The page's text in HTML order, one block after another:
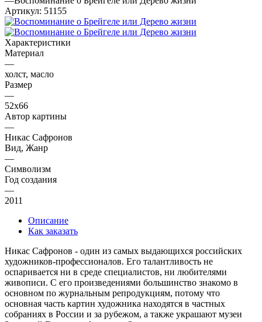
Артикул: 51155
Характеристики
Материал
—
холст, масло
Размер
—
52х66
Автор картины
—
Никас Сафронов
Вид, Жанр
—
Символизм
Год создания
—
2011
Описание
Как заказать
Никас Сафронов - один из самых выдающихся российских
художников-профессионалов. Его талантливость не
оспаривается ни в среде специалистов, ни любителями
живописи. С его произведениями большинство знакомо в
основном по журнальным репродукциям, потому что
основная часть картин художника находятся в частных
собраниях в России и за рубежом, а также украшают музеи